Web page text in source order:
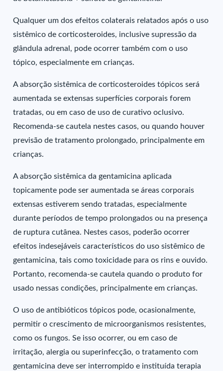
Qualquer um dos efeitos colaterais relatados após o uso
sistêmico de corticosteroides, inclusive supressão da
glândula adrenal, pode ocorrer também com o uso
tópico, especialmente em crianças.
A absorção sistêmica de corticosteroides tópicos será
aumentada se extensas superfícies corporais forem
tratadas, ou em caso de uso de curativo oclusivo.
Recomenda-se cautela nestes casos, ou quando houver
previsão de tratamento prolongado, principalmente em
crianças.
A absorção sistêmica da gentamicina aplicada
topicamente pode ser aumentada se áreas corporais
extensas estiverem sendo tratadas, especialmente
durante períodos de tempo prolongados ou na presença
de ruptura cutânea. Nestes casos, poderão ocorrer
efeitos indesejáveis característicos do uso sistêmico de
gentamicina, tais como toxicidade para os rins e ouvido.
Portanto, recomenda-se cautela quando o produto for
usado nessas condições, principalmente em crianças.
O uso de antibióticos tópicos pode, ocasionalmente,
permitir o crescimento de microorganismos resistentes,
como os fungos. Se isso ocorrer, ou em caso de
irritação, alergia ou superinfecção, o tratamento com
gentamicina deve ser interrompido e instituída terapia